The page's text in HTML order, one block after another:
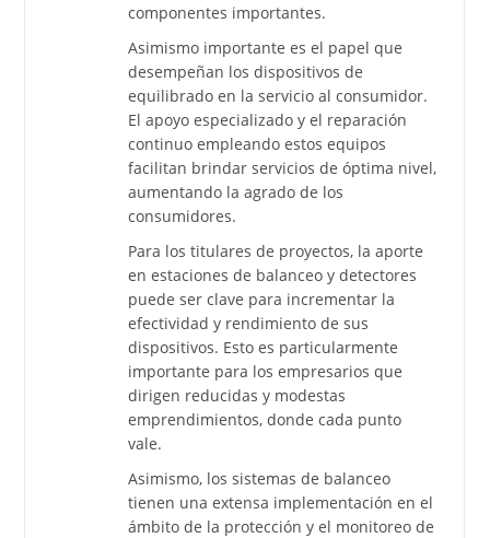
componentes importantes.
Asimismo importante es el papel que
desempeñan los dispositivos de
equilibrado en la servicio al consumidor.
El apoyo especializado y el reparación
continuo empleando estos equipos
facilitan brindar servicios de óptima nivel,
aumentando la agrado de los
consumidores.
Para los titulares de proyectos, la aporte
en estaciones de balanceo y detectores
puede ser clave para incrementar la
efectividad y rendimiento de sus
dispositivos. Esto es particularmente
importante para los empresarios que
dirigen reducidas y modestas
emprendimientos, donde cada punto
vale.
Asimismo, los sistemas de balanceo
tienen una extensa implementación en el
ámbito de la protección y el monitoreo de